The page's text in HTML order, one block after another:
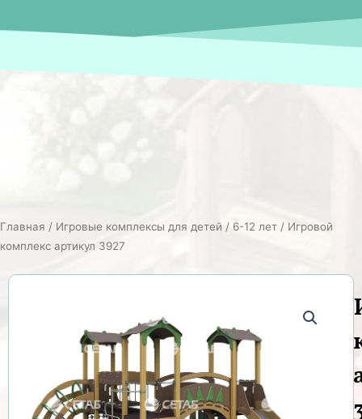
Главная / Игровые комплексы для детей / 6-12 лет / Игровой
комплекс артикул 3927